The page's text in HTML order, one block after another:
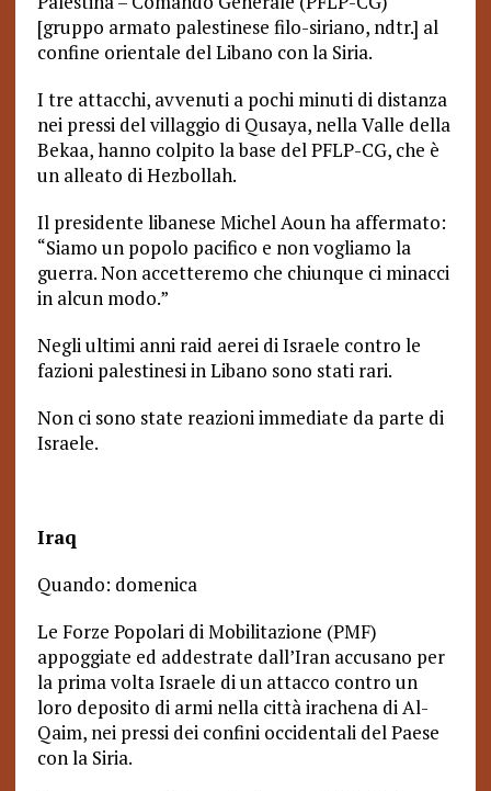
[gruppo armato palestinese filo-siriano, ndtr.] al
confine orientale del Libano con la Siria.
I tre attacchi, avvenuti a pochi minuti di distanza
nei pressi del villaggio di Qusaya, nella Valle della
Bekaa, hanno colpito la base del PFLP-CG, che è
un alleato di Hezbollah.
Il presidente libanese Michel Aoun ha affermato:
“Siamo un popolo pacifico e non vogliamo la
guerra. Non accetteremo che chiunque ci minacci
in alcun modo.”
Negli ultimi anni raid aerei di Israele contro le
fazioni palestinesi in Libano sono stati rari.
Non ci sono state reazioni immediate da parte di
Israele.
Iraq
Quando: domenica
Le Forze Popolari di Mobilitazione (PMF)
appoggiate ed addestrate dall’Iran accusano per
la prima volta Israele di un attacco contro un
loro deposito di armi nella città irachena di Al-
Qaim, nei pressi dei confini occidentali del Paese
con la Siria.